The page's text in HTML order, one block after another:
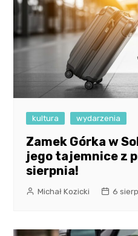
kultura wydarzenia
Zamek Górka w
jego tajemnice z
sierpnia!
Michał Kozicki 6